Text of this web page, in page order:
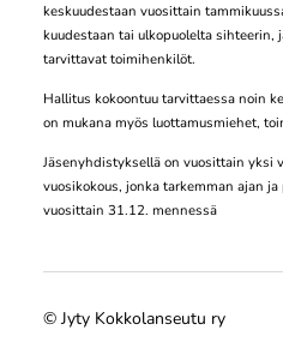
kes­kuu­des­taan vuosittain
kuudestaan tai ulkopuolelta sihtee­rin,
tarvittavat toi­mihenki­löt.
Hallitus kokoontuu tarvittaessa noin
on mukana myös luottamusmiehet,
Jäsenyhdistyksellä on vuosittain yksi
vuosikokous, jonka tarkemman ajan
vuosittain 31.12. mennessä
© Jyty Kokkolanseutu ry